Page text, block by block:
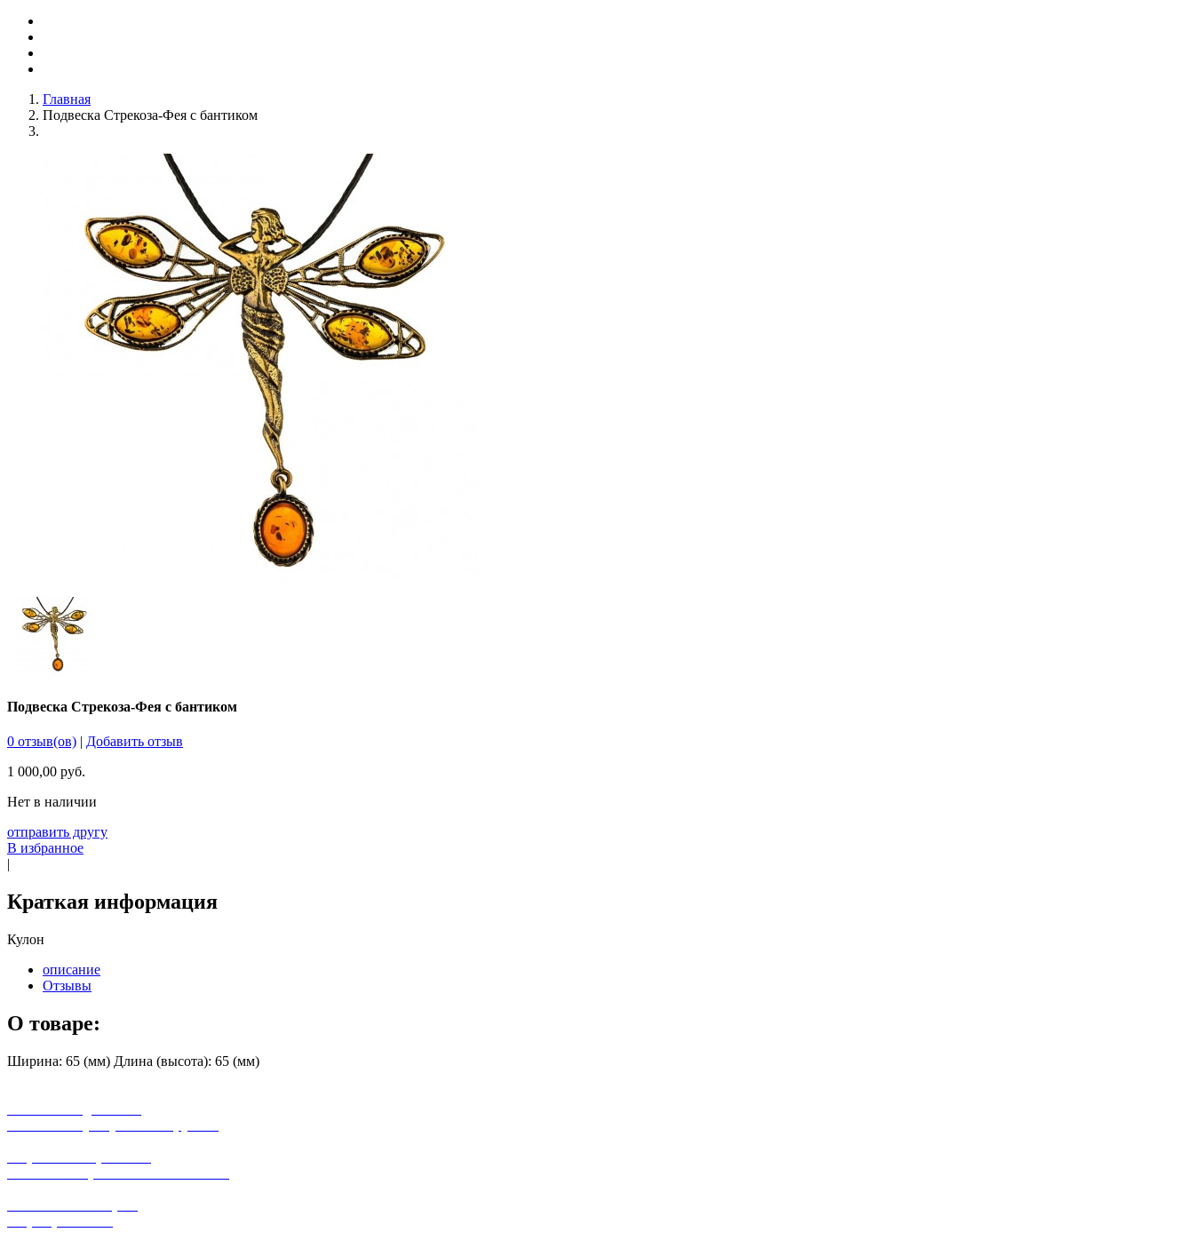
Главная
Подвеска Стрекоза-Фея с бантиком
Подвеска Стрекоза-Фея с бантиком
0 отзыв(ов) | Добавить отзыв
1 000,00 руб.
Нет в наличии
отправить другу
В избранное
|
Краткая информация
Кулон
описание
Отзывы
О товаре:
Ширина: 65 (мм) Длина (высота): 65 (мм)